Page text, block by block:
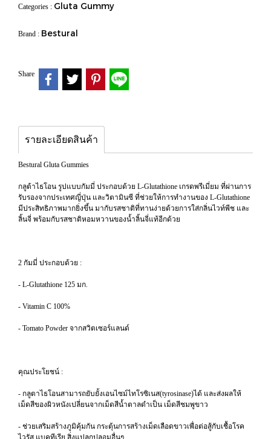
Categories : Gluta Gummy
Brand : Bestural
Share
รายละเอียดสินค้า
Bestural Gluta Gummies
กลูต้าไธโอน รูปแบบกัมมี่ ประกอบด้วย L-Glutathione เกรดพรีเมี่ยม ที่ผ่านการ
รับรองจากประเทศญี่ปุ่น และวิตามินซี ที่ช่วยให้การทำงานของ L-Glutathione
มีประสิทธิภาพมากยิ่งขึ้น มากับรสชาติที่ทานง่ายด้วยการใส่กลิ่นไวท์พีช และ
ลิ้นจี่ พร้อมกับรสชาติหอมหวานของน้ำลิ้นจี่แท้อีกด้วย
2 กัมมี่ ประกอบด้วย :
- L-Glutathione 125 มก.
- Vitamin C 100%
- Tomato Powder จากสวิตเซอร์แลนด์
คุณประโยชน์ :
- กลูตาไธโอนสามารถยับยั้งเอนไซม์ไทโรซิเนส(tyrosinase)ได้ และส่งผลให้
เม็ดสีของผิวหนังเปลี่ยนจากเม็ดสีน้ำตาลดำเป็น เม็ดสีชมพูขาว
- ช่วยเสริมสร้างภูมิคุ้มกัน กระตุ้นการสร้างเม็ดเลือดขาวเพื่อต่อสู้กับเชื้อโรค
ไวรัส แบคทีเรีย สิ่งแปลกปลอมอื่นๆ